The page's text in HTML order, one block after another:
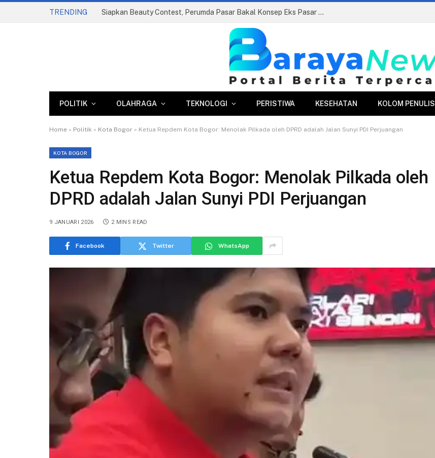
TRENDING Siapkan Beauty Contest, Perumda Pasar Bakal Konsep Eks Pasar Bogor Jadi Kawasan Terpadu
POLITIK OLAHRAGA TEKNOLOGI PERISTIWA KESEHATAN KOLOM PENULIS
Home » Politik » Kota Bogor » Ketua Repdem Kota Bogor: Menolak Pilkada oleh DPRD adalah Jalan Sunyi PDI Perjuangan
KOTA BOGOR
Ketua Repdem Kota Bogor: Menolak Pilkada oleh
DPRD adalah Jalan Sunyi PDI Perjuangan
9 JANUARI 2026 2 MINS READ
Facebook Twitter WhatsApp